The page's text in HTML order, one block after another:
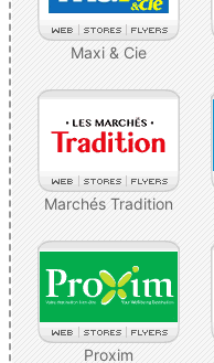
Maxi & Cie
Marchés Tradition
Proxim